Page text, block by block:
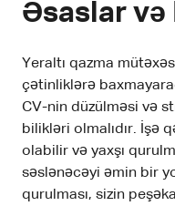
Əsaslar və
Yeraltı qazma
çətinliklərə
CV-nin düzülməsi və
bilikləri olmalıdır. İşə
olabilir və yaxşı
səslənəcəyi əmin bir
qurulması, sizin